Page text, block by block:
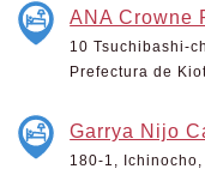
ANA Crowne
10 Tsuchibashi-
Prefectura de
Garrya Nijo
180-1,